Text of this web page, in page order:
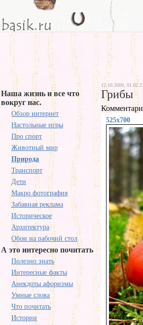
Наша жизнь и все что
вокруг нас.
Обзор интернет
Настольные игры
Про спорт
Животный мир
Природа
Транспорт
Дети
Макро фотография
Забавная реклама
Историческое
Архитектура
Обои на рабочий стол
А это интересно почитать
Полезно знать
Интересные факты
Анекдоты афоризмы
Умные слова
Что почитать
Истории
12.10.2009,
Грибы
525x700